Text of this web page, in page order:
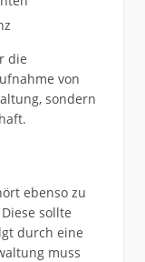
die
von
sondern
ebenso zu
sollte
durch eine
muss